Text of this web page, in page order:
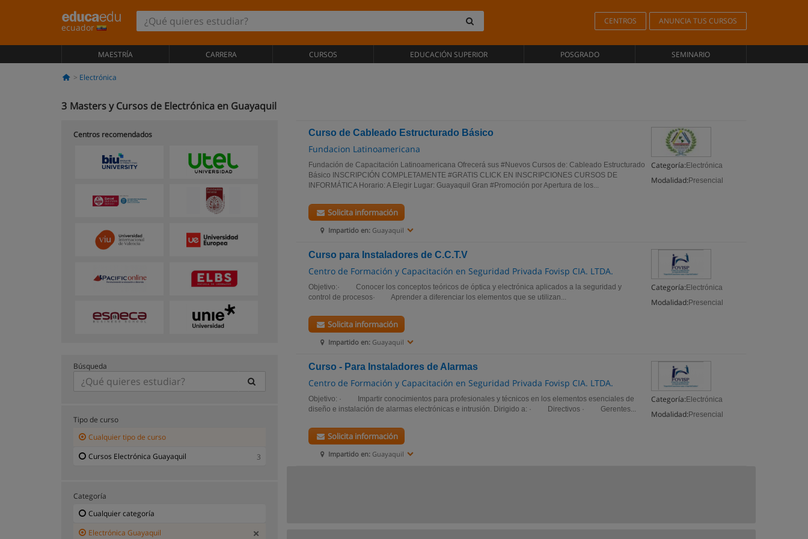
ecuador
CENTROS ANUNCIA TUS CURSOS
MAESTRÍA CARRERA CURSOS EDUCACIÓN SUPERIOR POSGRADO SEMINARIO
Electrónica
3 Masters y Cursos de Electrónica en Guayaquil
Curso de Cableado Estructurado Básico
Fundacion Latinoamericana
Categoría: Electrónica
Modalidad: Presencial
Fundación de Capacitación Latinoamericana Ofrecerá sus #Nuevos Cursos de: Cableado Estructurado
Básico INSCRIPCIÓN COMPLETAMENTE #GRATIS CLICK EN INSCRIPCIONES CURSOS DE
INFORMÁTICA Horario: A Elegir Lugar: Guayaquil Gran #Promoción por Apertura de los...
Impartido en: Guayaquil
Solicita información
Curso para Instaladores de C.C.T.V
Centro de Formación y Capacitación en Seguridad Privada Fovisp CIA. LTDA.
Categoría: Electrónica
Modalidad: Presencial
Objetivo:· Conocer los conceptos teóricos de óptica y electrónica aplicados a la seguridad y
control de procesos· Aprender a diferenciar los elementos que se utilizan...
Impartido en: Guayaquil
Solicita información
Curso - Para Instaladores de Alarmas
Centro de Formación y Capacitación en Seguridad Privada Fovisp CIA. LTDA.
Categoría: Electrónica
Modalidad: Presencial
Objetivo: · Impartir conocimientos para profesionales y técnicos en los elementos esenciales de
diseño e instalación de alarmas electrónicas e intrusión. Dirigido a: · Directivos · Gerentes...
Impartido en: Guayaquil
Solicita información
Centros recomendados
Búsqueda
Tipo de curso
Cualquier tipo de curso
Cursos Electrónica Guayaquil
3
Categoría
Cualquier categoría
Electrónica Guayaquil